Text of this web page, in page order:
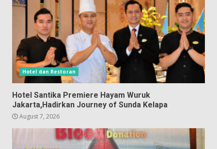
Hotel dan Restoran
Hotel Santika Premiere Hayam Wuruk
Jakarta,Hadirkan Journey of Sunda Kelapa
August 7, 2026